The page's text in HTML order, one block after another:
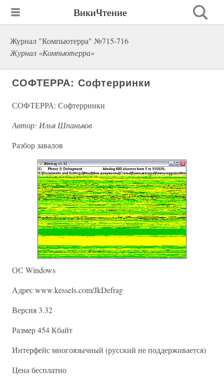
ВикиЧтение
Журнал "Компьютерра" №715-716
Журнал «Компьютерра»
СОФТЕРРА: Софтерринки
СОФТЕРРА: Софтерринки
Автор: Илья Шпаньков
Разбор завалов
ОС Windows
Адрес www.kessels.com/JkDefrag
Версия 3.32
Размер 454 Кбайт
Интерфейс многоязычный (русский не поддерживается)
Цена бесплатно